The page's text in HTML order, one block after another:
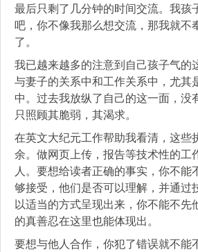
最后只剩了几分钟的时间交流。我孩
吧，你不像我那么想交流，那我就不
了。
我已越来越多的注意到自己孩子气的
与妻子的关系中和工作关系中，尤其
中。过去我放纵了自己的这一面，没
只照顾其脆弱，其渴求。
在英文大纪元工作帮助我看清，这些
余。做网页上传，报告等技术性的工
人。要想给读者正确的事实，你不能
够接受，他们是否可以理解，并通过
以适当的方式呈现出来，你不能不先
的真善忍在这里也能体现出。
要想与他人合作，你犯了错误就不能